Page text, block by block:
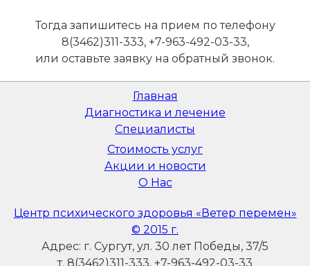
Тогда запишитесь на прием по телефону
8(3462)311-333, +7-963-492-03-33,
или оставьте заявку на обратный звонок.
Главная
Диагностика и лечение
Специалисты
Стоимость услуг
Акции и новости
О Нас
Центр психического здоровья «Ветер перемен»
© 2015 г.
Адрес: г. Сургут, ул. 30 лет Победы, 37/5
т. 8(3462)311-333, +7-963-492-03-33